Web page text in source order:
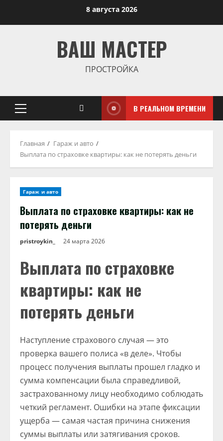
8 августа 2026
ВАШ МАСТЕР
ПРОСТРОЙКА
Основное
В РЕАЛЬНОМ ВРЕМЕНИ
Главная
Гараж и авто
Выплата по страховке квартиры: как не потерять деньги
Гараж и авто
Выплата по страховке квартиры: как не
потерять деньги
pristroykin_ 24 марта 2026
Выплата по страховке
квартиры: как не
потерять деньги
Наступление страхового случая — это
проверка вашего полиса «в деле». Чтобы
процесс получения выплаты прошел гладко и
сумма компенсации была справедливой,
застрахованному лицу необходимо соблюдать
четкий регламент. Ошибки на этапе фиксации
ущерба — самая частая причина снижения
суммы выплаты или затягивания сроков.